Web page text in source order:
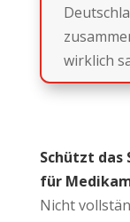
wirklich
Schützt das
für
Nicht